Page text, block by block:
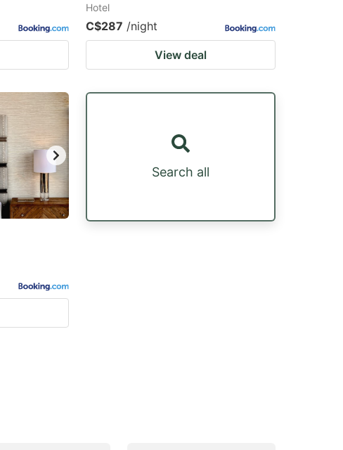
Hotel
C$287 /night
View deal
Search all